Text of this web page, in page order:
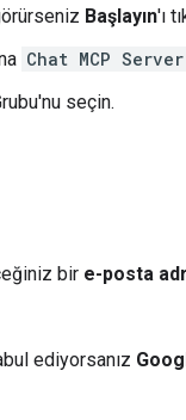
Başlayın'ı
Chat MCP Server
seçin.
bir e-posta
ediyorsanız